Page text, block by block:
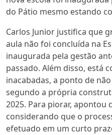
do Pátio mesmo estando
Carlos Junior justifica que
aula não foi concluída na
inaugurada pela gestão
passado. Além disso, está
inacabadas, a ponto de
segundo a própria
2025. Para piorar, apontou
considerando que o
efetuado em um curto